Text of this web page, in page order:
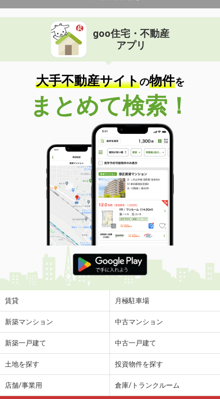
goo住宅・不動産
アプリ
大手不動産サイトの物件を
まとめて検索！
賃貸 月極駐車場
新築マンション 中古マンション
新築一戸建て 中古一戸建て
土地を探す 投資物件を探す
店舗/事業用 倉庫/トランクルーム